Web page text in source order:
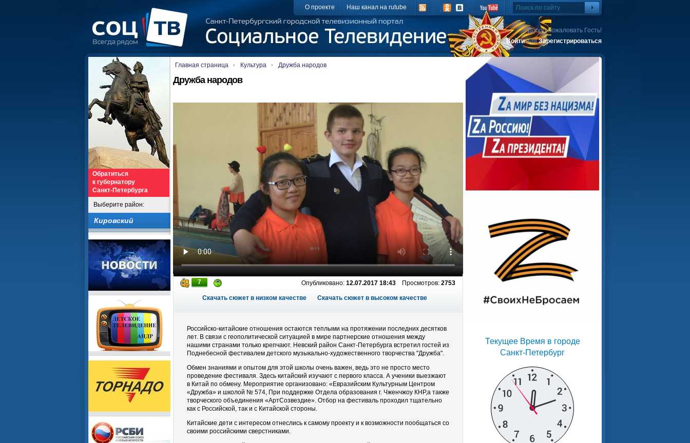
О проекте Наш канал на rutube
Добро пожаловать Гость!
ВойтиилиЗарегистрироваться
Обратиться
к губернатору
Санкт-Петербурга
Выберите район:
Кировский
Главная страница Культура Дружба народов
Дружба народов
7 Опубликовано: 12.07.2017 18:43 Просмотров: 2753
Скачать сюжет в низком качестве Скачать сюжет в высоком качестве
Российско-китайские отношения остаются теплыми на протяжении последних десятков
лет. В связи с геополитической ситуацией в мире партнерские отношения между
нашими странами только крепчают. Невский район Санкт-Петербурга встретил гостей из
Поднебесной фестивалем детского музыкально-художественного творчества "Дружба".
Обмен знаниями и опытом для этой школы очень важен, ведь это не просто место
проведение фестиваля. Здесь китайский изучают с первого класса. А ученики выезжают
в Китай по обмену. Мероприятие организовано: «Евразийским Культурным Центром
«Дружба» и школой № 574, При поддержке Отдела образования г. Чженчжоу КНР,а также
творческого объединения «АртСозвездие». Отбор на фестиваль проходил тщательно
как с Российской, так и с Китайской стороны.
Китайские дети с интересом отнеслись к самому проекту и к возможности пообщаться со
своими российскими сверстниками.
Текущее Время в городе
Санкт-Петербург